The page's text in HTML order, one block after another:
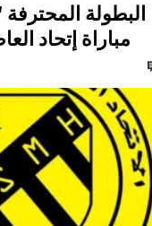
البطولة
مباراة إتحاد